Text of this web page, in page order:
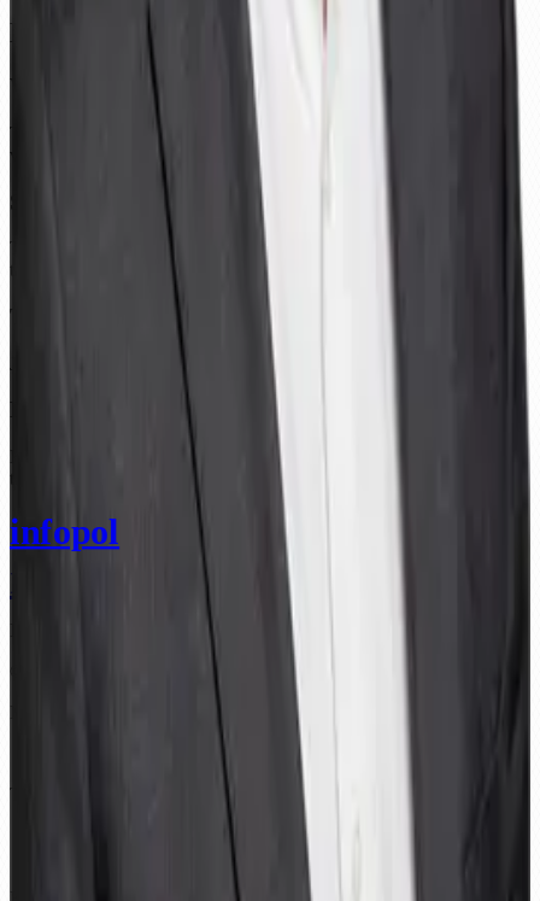
Miks valida Infopol?
Väärtus esimesest päevast
Tasuta tööriistad aitavad alustada. Tasuline pakett sisaldab kõike
vajalikku ilma varjatud kuludeta.
Sertifitseeritud ISO audiitorid
Tööta ekspertidega, kes viivad päriselt auditeid läbi. Mitte ainult
tarkvara, vaid praktiline kogemus.
Tugi igas etapis
Juurutus, koolitus, tehniline tugi. Aitame Sul edu saavutada.
Raha tagasi garantii
Kui Sa ei ole pärast meie programmi auditiks valmis, maksame raha
tagasi.
infopol
infopol
Infopol teeb infoturbe arusaadavaks ja lihtsasti hallatavaks.
© 2026 InfoPol. Kõik õigused kaitstud.
Toode